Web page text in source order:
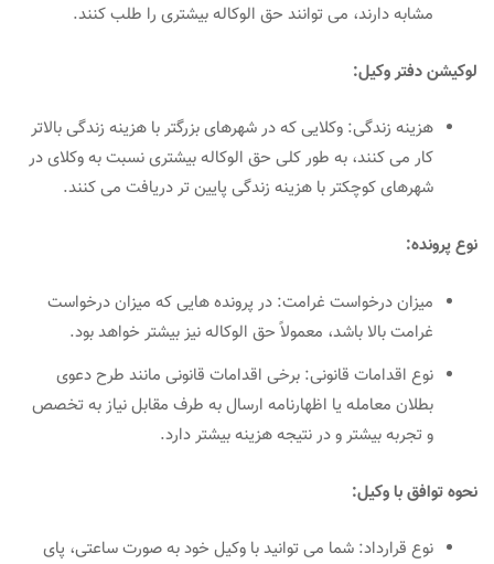
مشابه دارند، می توانند حق الوکاله بیشتری را طلب کنند.
لوکیشن دفتر وکیل:
هزینه زندگی: وکلایی که در شهرهای بزرگتر با هزینه زندگی بالاتر
کار می کنند، به طور کلی حق الوکاله بیشتری نسبت به وکلای در
شهرهای کوچکتر با هزینه زندگی پایین تر دریافت می کنند.
نوع پرونده:
میزان درخواست غرامت: در پرونده هایی که میزان درخواست
غرامت بالا باشد، معمولاً حق الوکاله نیز بیشتر خواهد بود.
نوع اقدامات قانونی: برخی اقدامات قانونی مانند طرح دعوی
بطلان معامله یا اظهارنامه ارسال به طرف مقابل نیاز به تخصص
و تجربه بیشتر و در نتیجه هزینه بیشتر دارد.
نحوه توافق با وکیل:
نوع قرارداد: شما می توانید با وکیل خود به صورت ساعتی، پای